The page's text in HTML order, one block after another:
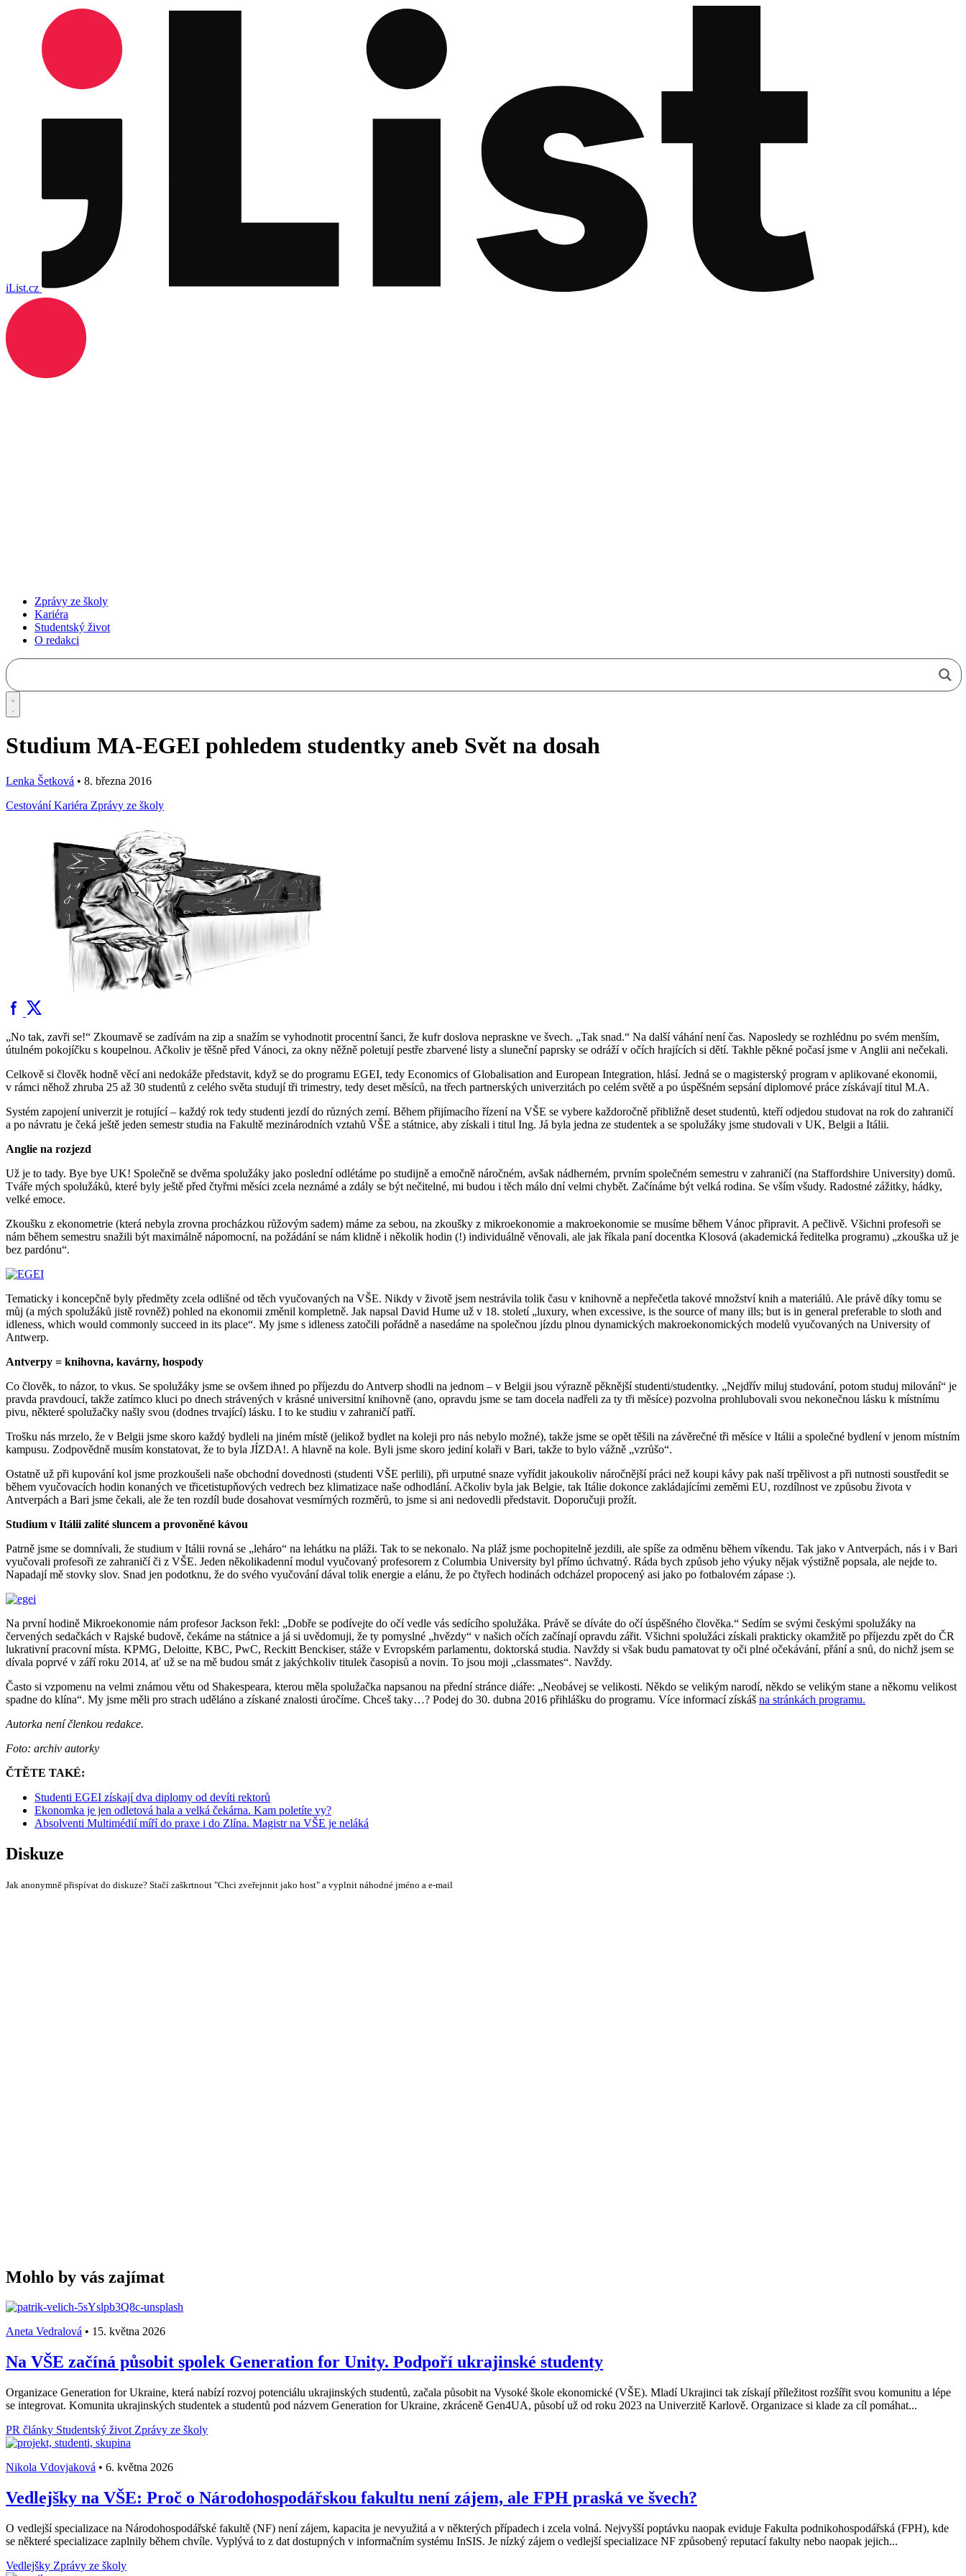
iList.cz
Zprávy ze školy
Kariéra
Studentský život
O redakci
Studium MA-EGEI pohledem studentky aneb Svět na dosah
Lenka Šetková • 8. března 2016
CestováníKariéra Zprávy ze školy
„No tak, zavři se!“ Zkoumavě se zadívám na zip a snažím se vyhodnotit procentní šanci, že kufr doslova nepraskne ve švech. „Tak snad.“ Na další váhání není čas. Naposledy se rozhlédnu po svém menším,
útulném pokojíčku s koupelnou. Ačkoliv je těšně před Vánoci, za okny něžně poletují pestře zbarvené listy a sluneční paprsky se odráží v očích hrajících si dětí. Takhle pěkné počasí jsme v Anglii ani nečekali.
Celkově si člověk hodně věcí ani nedokáže představit, když se do programu EGEI, tedy Economics of Globalisation and European Integration, hlásí. Jedná se o magisterský program v aplikované ekonomii,
v rámci něhož zhruba 25 až 30 studentů z celého světa studují tři trimestry, tedy deset měsíců, na třech partnerských univerzitách po celém světě a po úspěšném sepsání diplomové práce získávají titul M.A.
Systém zapojení univerzit je rotující – každý rok tedy studenti jezdí do různých zemí. Během přijímacího řízení na VŠE se vybere každoročně přibližně deset studentů, kteří odjedou studovat na rok do zahraničí
a po návratu je čeká ještě jeden semestr studia na Fakultě mezinárodních vztahů VŠE a státnice, aby získali i titul Ing. Já byla jedna ze studentek a se spolužáky jsme studovali v UK, Belgii a Itálii.
Anglie na rozjezd
Už je to tady. Bye bye UK! Společně se dvěma spolužáky jako poslední odlétáme po studijně a emočně náročném, avšak nádherném, prvním společném semestru v zahraničí (na Staffordshire University) domů.
Tváře mých spolužáků, které byly ještě před čtyřmi měsíci zcela neznámé a zdály se být nečitelné, mi budou i těch málo dní velmi chybět. Začínáme být velká rodina. Se vším všudy. Radostné zážitky, hádky,
velké emoce.
Zkoušku z ekonometrie (která nebyla zrovna procházkou růžovým sadem) máme za sebou, na zkoušky z mikroekonomie a makroekonomie se musíme během Vánoc připravit. A pečlivě. Všichni profesoři se
nám během semestru snažili být maximálně nápomocní, na požádání se nám klidně i několik hodin (!) individuálně věnovali, ale jak říkala paní docentka Klosová (akademická ředitelka programu) „zkouška už je
bez pardónu“.
Tematicky i koncepčně byly předměty zcela odlišné od těch vyučovaných na VŠE. Nikdy v životě jsem nestrávila tolik času v knihovně a nepřečetla takové množství knih a materiálů. Ale právě díky tomu se
můj (a mých spolužáků jistě rovněž) pohled na ekonomii změnil kompletně. Jak napsal David Hume už v 18. století „luxury, when excessive, is the source of many ills; but is in general preferable to sloth and
idleness, which would commonly succeed in its place“. My jsme s idleness zatočili pořádně a nasedáme na společnou jízdu plnou dynamických makroekonomických modelů vyučovaných na University of
Antwerp.
Antverpy = knihovna, kavárny, hospody
Co člověk, to názor, to vkus. Se spolužáky jsme se ovšem ihned po příjezdu do Antverp shodli na jednom – v Belgii jsou výrazně pěknější studenti/studentky. „Nejdřív miluj studování, potom studuj milování“ je
pravda pravdoucí, takže zatímco kluci po dnech strávených v krásné universitní knihovně (ano, opravdu jsme se tam docela nadřeli za ty tři měsíce) pozvolna prohlubovali svou nekonečnou lásku k místnímu
pivu, některé spolužačky našly svou (dodnes trvající) lásku. I to ke studiu v zahraničí patří.
Trošku nás mrzelo, že v Belgii jsme skoro každý bydleli na jiném místě (jelikož bydlet na koleji pro nás nebylo možné), takže jsme se opět těšili na závěrečné tři měsíce v Itálii a společné bydlení v jenom místním
kampusu. Zodpovědně musím konstatovat, že to byla JÍZDA!. A hlavně na kole. Byli jsme skoro jediní kolaři v Bari, takže to bylo vážně „vzrůšo“.
Ostatně už při kupování kol jsme prozkoušeli naše obchodní dovednosti (studenti VŠE perlili), při urputné snaze vyřídit jakoukoliv náročnější práci než koupi kávy pak naší trpělivost a při nutnosti soustředit se
během vyučovacích hodin konaných ve třicetistupňových vedrech bez klimatizace naše odhodlání. Ačkoliv byla jak Belgie, tak Itálie dokonce zakládajícími zeměmi EU, rozdílnost ve způsobu života v
Antverpách a Bari jsme čekali, ale že ten rozdíl bude dosahovat vesmírných rozměrů, to jsme si ani nedovedli představit. Doporučuji prožít.
Studium v Itálii zalité sluncem a provoněné kávou
Patrně jsme se domnívali, že studium v Itálii rovná se „leháro“ na lehátku na pláži. Tak to se nekonalo. Na pláž jsme pochopitelně jezdili, ale spíše za odměnu během víkendu. Tak jako v Antverpách, nás i v Bari
vyučovali profesoři ze zahraničí či z VŠE. Jeden několikadenní modul vyučovaný profesorem z Columbia University byl přímo úchvatný. Ráda bych způsob jeho výuky nějak výstižně popsala, ale nejde to.
Napadají mě stovky slov. Snad jen podotknu, že do svého vyučování dával tolik energie a elánu, že po čtyřech hodinách odcházel propocený asi jako po fotbalovém zápase :).
Na první hodině Mikroekonomie nám profesor Jackson řekl: „Dobře se podívejte do očí vedle vás sedícího spolužáka. Právě se díváte do očí úspěšného člověka.“ Sedím se svými českými spolužáky na
červených sedačkách v Rajské budově, čekáme na státnice a já si uvědomuji, že ty pomyslné „hvězdy“ v našich očích začínají opravdu zářit. Všichni spolužáci získali prakticky okamžitě po příjezdu zpět do ČR
lukrativní pracovní místa. KPMG, Deloitte, KBC, PwC, Reckitt Benckiser, stáže v Evropském parlamentu, doktorská studia. Navždy si však budu pamatovat ty oči plné očekávání, přání a snů, do nichž jsem se
dívala poprvé v září roku 2014, ať už se na mě budou smát z jakýchkoliv titulek časopisů a novin. To jsou moji „classmates“. Navždy.
Často si vzpomenu na velmi známou větu od Shakespeara, kterou měla spolužačka napsanou na přední stránce diáře: „Neobávej se velikosti. Někdo se velikým narodí, někdo se velikým stane a někomu velikost
spadne do klína“. My jsme měli pro strach uděláno a získané znalosti úročíme. Chceš taky…? Podej do 30. dubna 2016 přihlášku do programu. Více informací získáš na stránkách programu.
Autorka není členkou redakce.
Foto: archiv autorky
ČTĚTE TAKÉ:
Studenti EGEI získají dva diplomy od devíti rektorů
Ekonomka je jen odletová hala a velká čekárna. Kam poletíte vy?
Absolventi Multimédií míří do praxe i do Zlína. Magistr na VŠE je neláká
Diskuze
Jak anonymně přispívat do diskuze? Stačí zaškrtnout "Chci zveřejnnit jako host" a vyplnit náhodné jméno a e-mail
Mohlo by vás zajímat
Aneta Vedralová • 15. května 2026
Na VŠE začíná působit spolek Generation for Unity. Podpoří ukrajinské studenty
Organizace Generation for Ukraine, která nabízí rozvoj potenciálu ukrajinských studentů, začala působit na Vysoké škole ekonomické (VŠE). Mladí Ukrajinci tak získají příležitost rozšířit svou komunitu a lépe
se integrovat. Komunita ukrajinských studentek a studentů pod názvem Generation for Ukraine, zkráceně Gen4UA, působí už od roku 2023 na Univerzitě Karlově. Organizace si klade za cíl pomáhat...
PR články Studentský život Zprávy ze školy
Nikola Vdovjaková • 6. května 2026
Vedlejšky na VŠE: Proč o Národohospodářskou fakultu není zájem, ale FPH praská ve švech?
O vedlejší specializace na Národohospodářské fakultě (NF) není zájem, kapacita je nevyužitá a v některých případech i zcela volná. Nejvyšší poptávku naopak eviduje Fakulta podnikohospodářská (FPH), kde
se některé specializace zaplnily během chvíle. Vyplývá to z dat dostupných v informačním systému InSIS. Je nízký zájem o vedlejší specializace NF způsobený reputací fakulty nebo naopak jejich...
Vedlejšky Zprávy ze školy